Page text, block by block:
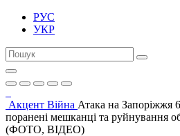
РУС
УКР
Акцент Війна Атака на Запоріжжя
поранені мешканці та руйнування
(ФОТО, ВІДЕО)